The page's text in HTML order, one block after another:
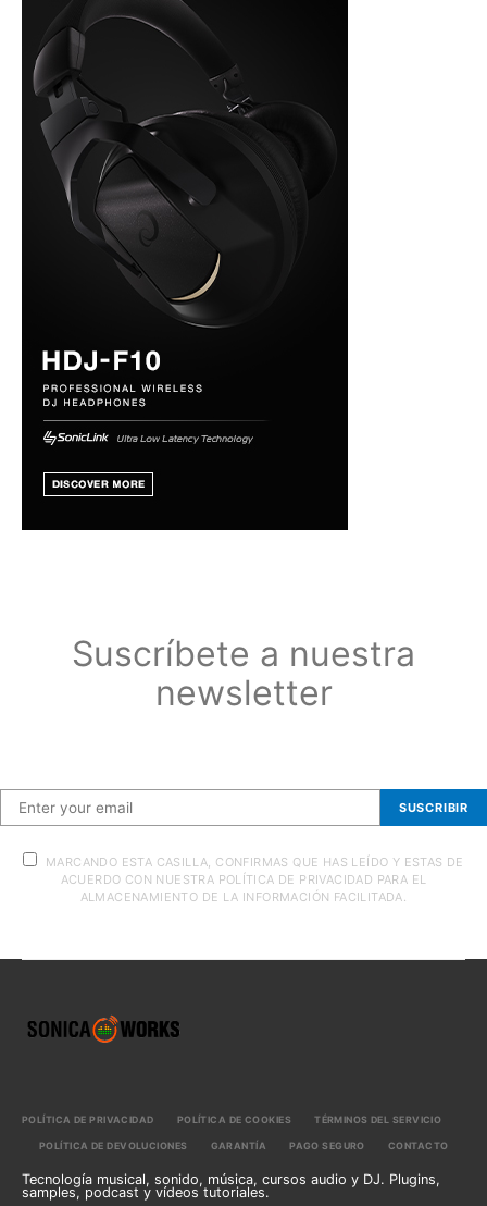
Suscríbete a nuestra
newsletter
SUSCRIBIR
MARCANDO ESTA CASILLA, CONFIRMAS QUE HAS LEÍDO Y ESTAS DE
ACUERDO CON NUESTRA POLÍTICA DE PRIVACIDAD PARA EL
ALMACENAMIENTO DE LA INFORMACIÓN FACILITADA.
POLÍTICA DE PRIVACIDAD POLÍTICA DE COOKIES TÉRMINOS DEL SERVICIO
POLÍTICA DE DEVOLUCIONES GARANTÍA PAGO SEGURO CONTACTO
Tecnología musical, sonido, música, cursos audio y DJ. Plugins,
samples, podcast y vídeos tutoriales.